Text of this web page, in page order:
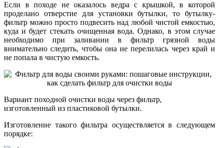
Если в походе не оказалось ведра с крышкой, в которой
проделано отверстие для установки бутылки, то бутылку-
фильтр можно просто подвесить над любой чистой емкостью,
куда и будет стекать очищенная вода. Однако, в этом случае
необходимо при заливании в фильтр грязной воды
внимательно следить, чтобы она не перелилась через край и
не попала в чистую емкость.
Вариант походной очистки воды через фильтр,
изготовленный из пластиковой бутылки.
Изготовление такого фильтра осуществляется в следующем
порядке: